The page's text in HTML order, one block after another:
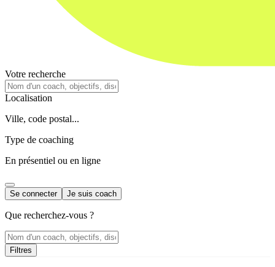
Votre recherche
Localisation
Ville, code postal...
Type de coaching
En présentiel ou en ligne
Se connecter Je suis coach
Que recherchez-vous ?
Filtres